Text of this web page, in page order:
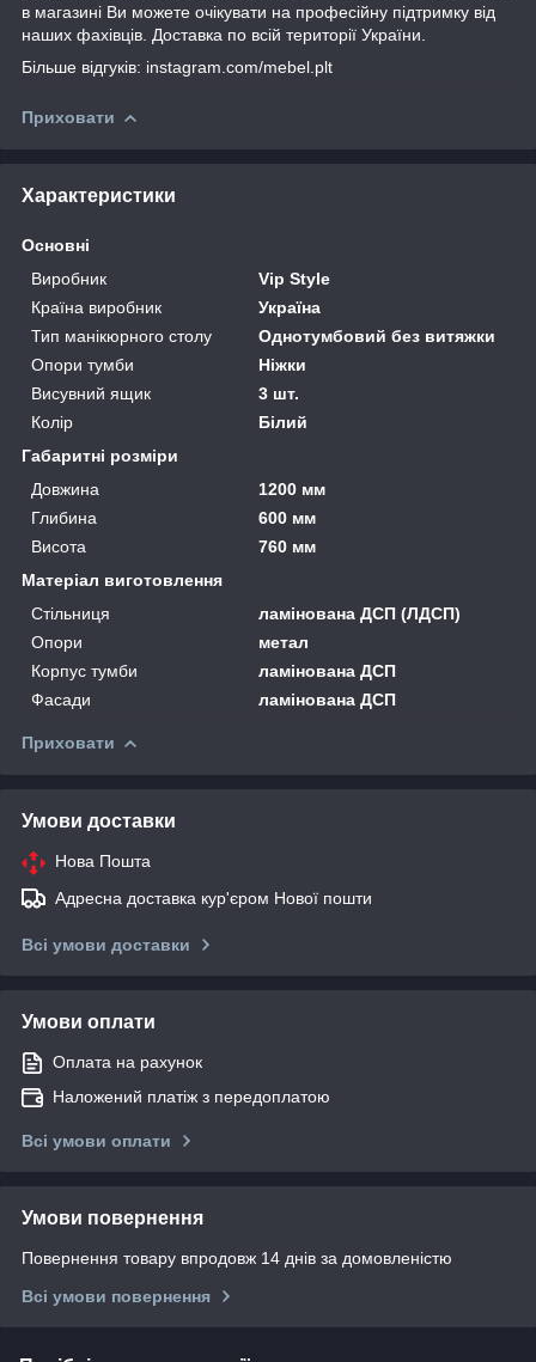
в магазині Ви можете очікувати на професійну підтримку від
наших фахівців. Доставка по всій території України.
Більше відгуків: instagram.com/mebel.plt
Приховати
Характеристики
Основні
Виробник
Vip Style
Країна виробник
Україна
Тип манікюрного столу
Однотумбовий без витяжки
Опори тумби
Ніжки
Висувний ящик
3 шт.
Колір
Білий
Габаритні розміри
Довжина
1200 мм
Глибина
600 мм
Висота
760 мм
Матеріал виготовлення
Стільниця
ламінована ДСП (ЛДСП)
Опори
метал
Корпус тумби
ламінована ДСП
Фасади
ламінована ДСП
Приховати
Умови доставки
Нова Пошта
Адресна доставка кур'єром Нової пошти
Всі умови доставки
Умови оплати
Оплата на рахунок
Наложений платіж з передоплатою
Всі умови оплати
Умови повернення
Повернення товару впродовж 14 днів за домовленістю
Всі умови повернення